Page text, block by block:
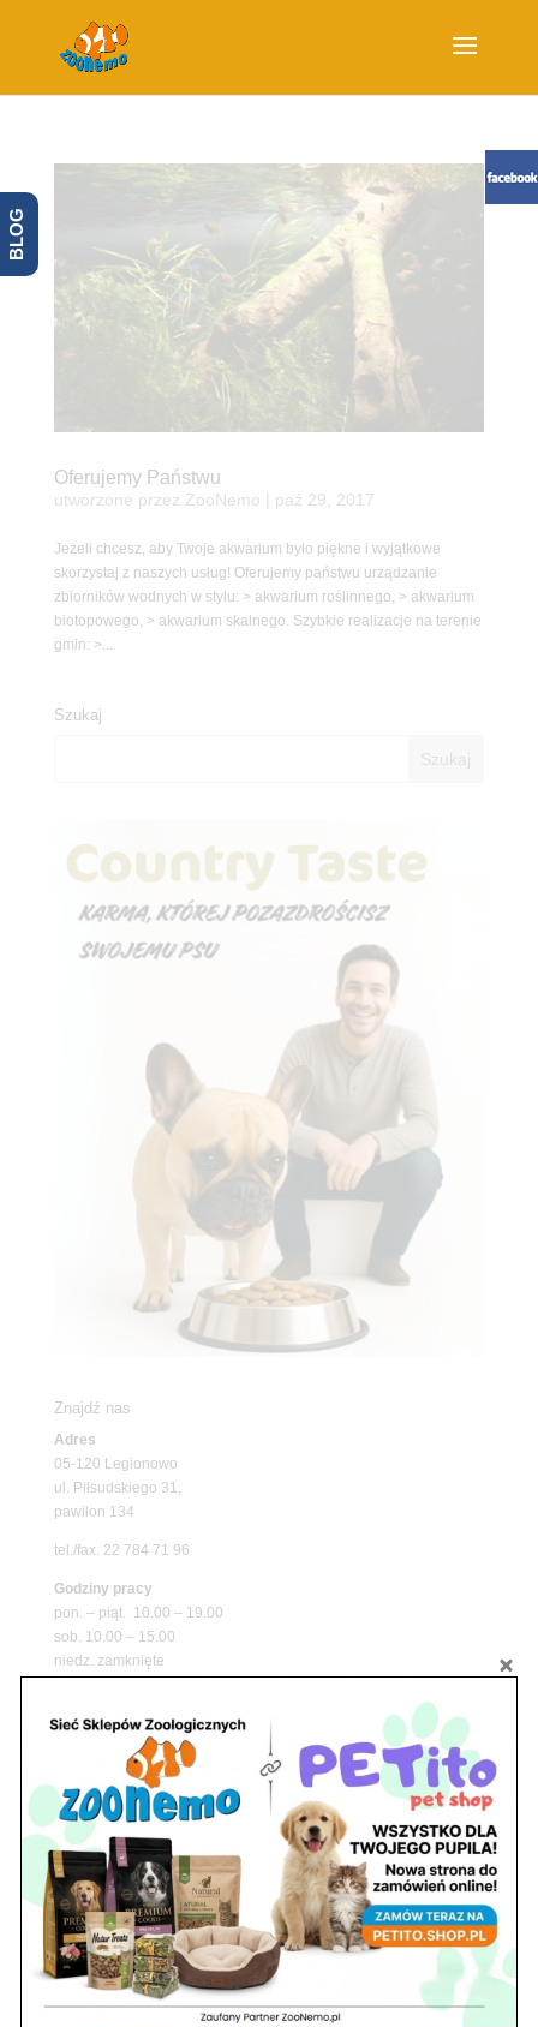
Oferujemy Państwu
utworzone przez ZooNemo paź 29, 2017
Jeżeli chcesz, aby Twoje akwarium było piękne i wyjątkowe
skorzystaj z naszych usług! Oferujemy państwu urządzanie
zbiorników wodnych w stylu: > akwarium roślinnego, > akwarium
biotopowego, > akwarium skalnego. Szybkie realizacje na terenie
gmin: >...
Szukaj
Znajdź nas
Adres
05-120 Legionowo
ul. Piłsudskiego 31,
pawilon 134
tel./fax. 22 784 71 96
Godziny pracy
pon. – piąt. 10.00 – 19.00
sob. 10.00 – 15.00
niedz. zamknięte
05-100 Nowy Dwór Mazowiecki
tel. 503 900 215
Godziny pracy
pon. – piąt. 10.00 – 19.00
sob. 8.00 – 15.00
niedz. zamknięte
BLOG